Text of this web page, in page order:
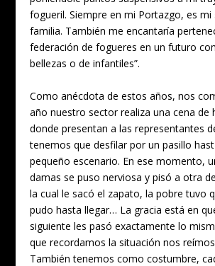
fogueril. Siempre en mi Portazgo, es mi
familia. También me encantaría
federación de fogueres en un futuro
bellezas o de infantiles”.
Como anécdota de estos años, nos
año nuestro sector realiza una cena de
donde presentan a las representantes
tenemos que desfilar por un pasillo
pequeño escenario. En ese momento,
damas se puso nerviosa y pisó a otra
la cual le sacó el zapato, la pobre tuvo
pudo hasta llegar… La gracia está en
siguiente les pasó exactamente lo
que recordamos la situación nos
También tenemos como costumbre,